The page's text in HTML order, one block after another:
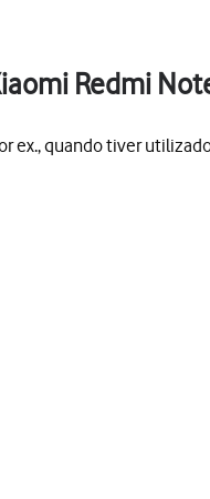
Redmi
ex., quando tiver